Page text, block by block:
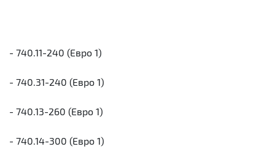
- 740.11-240 (Евро 1)
- 740.31-240 (Евро 1)
- 740.13-260 (Евро 1)
- 740.14-300 (Евро 1)